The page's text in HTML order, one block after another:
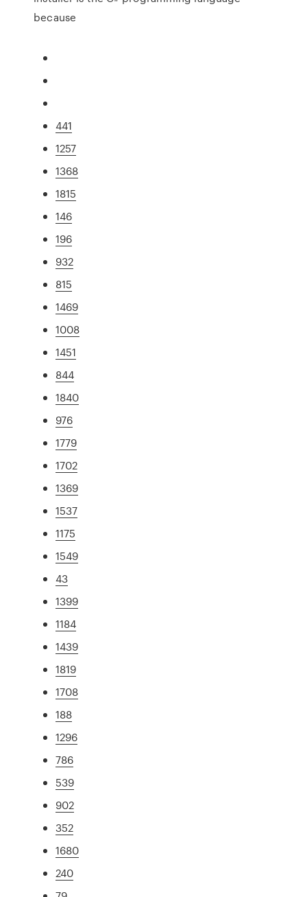
because
441
1257
1368
1815
146
196
932
815
1469
1008
1451
844
1840
976
1779
1702
1369
1537
1175
1549
43
1399
1184
1439
1819
1708
188
1296
786
539
902
352
1680
240